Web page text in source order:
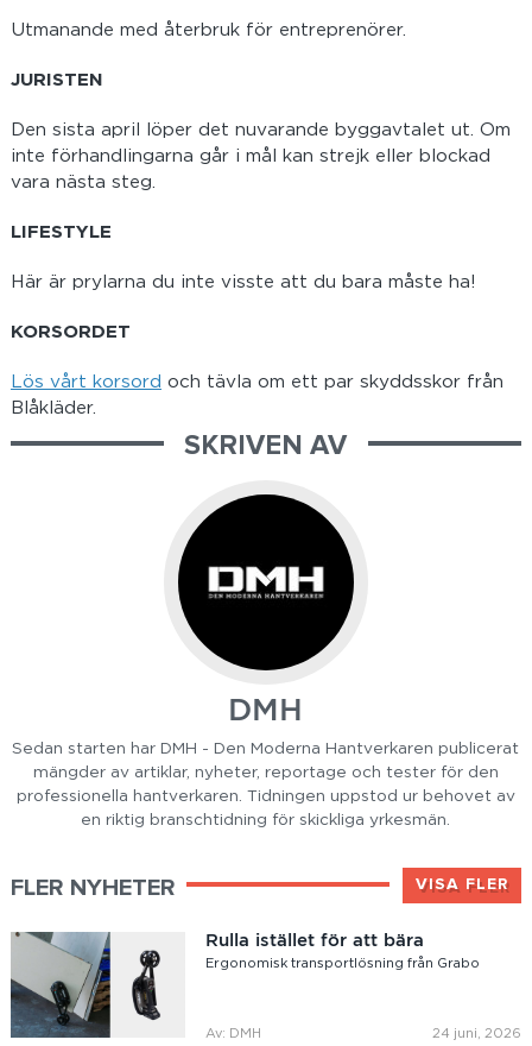
Utmanande med återbruk för entreprenörer.
JURISTEN
Den sista april löper det nuvarande byggavtalet ut. Om
inte förhandlingarna går i mål kan strejk eller blockad
vara nästa steg.
LIFESTYLE
Här är prylarna du inte visste att du bara måste ha!
KORSORDET
Lös vårt korsord och tävla om ett par skyddsskor från
Blåkläder.
SKRIVEN AV
DMH
Sedan starten har DMH - Den Moderna Hantverkaren publicerat
mängder av artiklar, nyheter, reportage och tester för den
professionella hantverkaren. Tidningen uppstod ur behovet av
en riktig branschtidning för skickliga yrkesmän.
FLER NYHETER VISA FLER
Rulla istället för att bära
Ergonomisk transportlösning från Grabo
Av: DMH 24 juni, 2026